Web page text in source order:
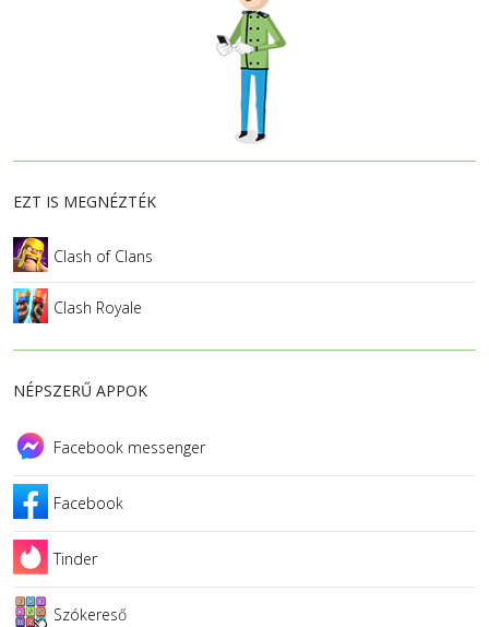
EZT IS MEGNÉZTÉK
Clash of Clans
Clash Royale
NÉPSZERŰ APPOK
Facebook messenger
Facebook
Tinder
Szókereső